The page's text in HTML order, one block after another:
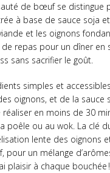
de bœuf se distingue
à base de sauce soja
et les oignons
repas pour un dîner en
sans sacrifier le goût.
simples et
oignons, et de la sauce
en moins de 30
poêle ou au wok. La clé
lente des oignons
pour un mélange
plaisir à chaque bouchée !